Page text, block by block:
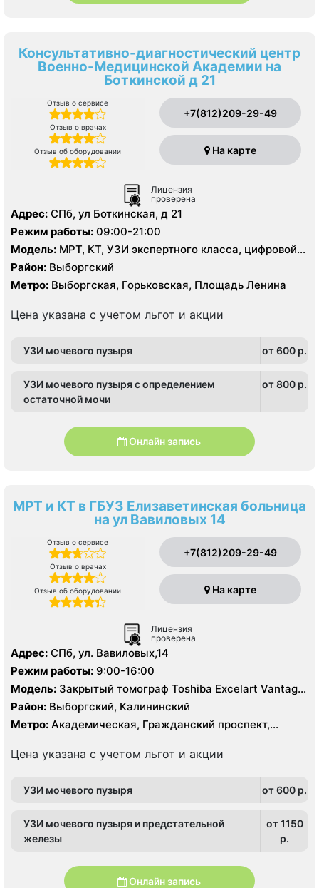
Консультативно-диагностический центр
Военно-Медицинской Академии на
Боткинской д 21
Отзыв о сервисе
Отзыв о врачах
Отзыв об оборудовании
+7(812)209-29-49
На карте
Лицензия
проверена
Адрес: СПб, ул Боткинская, д 21
Режим работы: 09:00-21:00
Модель: МРТ, КТ, УЗИ экспертного класса, цифровой
рентген
Район: Выборгский
Метро: Выборгская, Горьковская, Площадь Ленина
Цена указана с учетом льгот и акции
УЗИ мочевого пузыря от 600 p.
УЗИ мочевого пузыря с определением
остаточной мочи
от 800 p.
Онлайн запись
МРТ и КТ в ГБУЗ Елизаветинская больница
на ул Вавиловых 14
Отзыв о сервисе
Отзыв о врачах
Отзыв об оборудовании
+7(812)209-29-49
На карте
Лицензия
проверена
Адрес: СПб, ул. Вавиловых,14
Режим работы: 9:00-16:00
Модель: Закрытый томограф Toshiba Excelart Vantage
Atlas X 1.5 Тесла, КТ Toshiba Aquillion 64 среза, КТ
Toshiba Aquillion 16 срезов
Район: Выборгский, Калининский
Метро: Академическая, Гражданский проспект,
Цена указана с учетом льгот и акции
УЗИ мочевого пузыря от 600 p.
УЗИ мочевого пузыря и предстательной
железы
от 1150
p.
Онлайн запись